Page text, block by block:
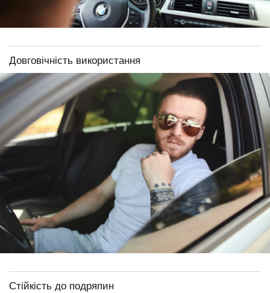
Довговічність використання
Стійкість до подряпин